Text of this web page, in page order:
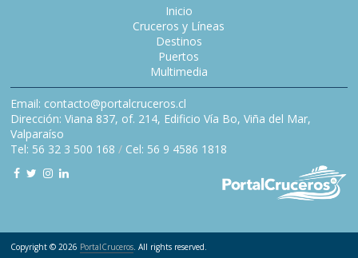
Inicio
Cruceros y Líneas
Destinos
Puertos
Multimedia
Email: contacto@portalcruceros.cl
Dirección: Viana 837, of. 214, Edificio Vía Bo, Viña del Mar,
Valparaíso
Tel: 56 32 3 500 168 / Cel: 56 9 4586 1818
Copyright © 2026 PortalCruceros. All rights reserved.